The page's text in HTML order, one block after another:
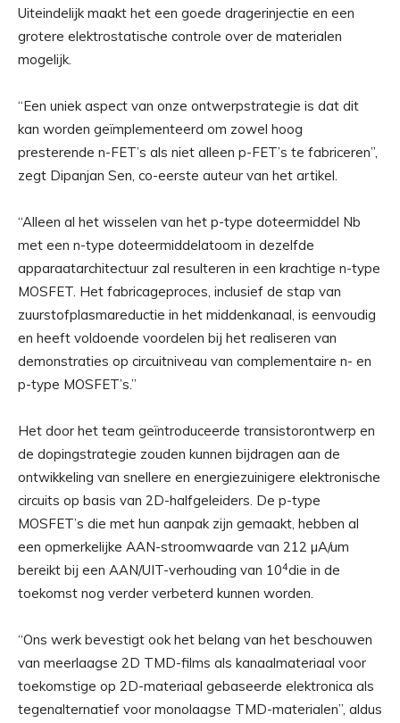
Uiteindelijk maakt het een goede dragerinjectie en een
grotere elektrostatische controle over de materialen
mogelijk.
“Een uniek aspect van onze ontwerpstrategie is dat dit
kan worden geïmplementeerd om zowel hoog
presterende n-FET’s als niet alleen p-FET’s te fabriceren”,
zegt Dipanjan Sen, co-eerste auteur van het artikel.
“Alleen al het wisselen van het p-type doteermiddel Nb
met een n-type doteermiddelatoom in dezelfde
apparaatarchitectuur zal resulteren in een krachtige n-type
MOSFET. Het fabricageproces, inclusief de stap van
zuurstofplasmareductie in het middenkanaal, is eenvoudig
en heeft voldoende voordelen bij het realiseren van
demonstraties op circuitniveau van complementaire n- en
p-type MOSFET’s.”
Het door het team geïntroduceerde transistorontwerp en
de dopingstrategie zouden kunnen bijdragen aan de
ontwikkeling van snellere en energiezuinigere elektronische
circuits op basis van 2D-halfgeleiders. De p-type
MOSFET’s die met hun aanpak zijn gemaakt, hebben al
een opmerkelijke AAN-stroomwaarde van 212 µA/um
bereikt bij een AAN/UIT-verhouding van 104die in de
toekomst nog verder verbeterd kunnen worden.
“Ons werk bevestigt ook het belang van het beschouwen
van meerlaagse 2D TMD-films als kanaalmateriaal voor
toekomstige op 2D-materiaal gebaseerde elektronica als
tegenalternatief voor monolaagse TMD-materialen”, aldus